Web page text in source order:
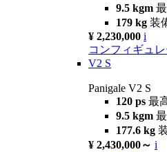
9.5 kgm
179 kg 装
¥ 2,230,000 i
コンフィギュ
V2 S
Panigale V2 S
120 ps 最
9.5 kgm
177.6 kg
¥ 2,430,000～ i